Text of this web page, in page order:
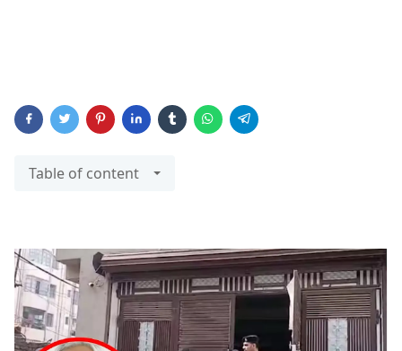
Table of content